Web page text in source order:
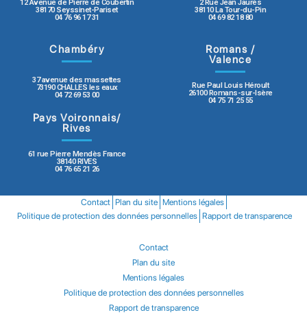
12 Avenue de Pierre de Coubertin
38170 Seyssinet-Pariset
04 76 96 17 31
2 Rue Jean Jaurès
38110 La Tour-du-Pin
04 69 82 18 80
Chambéry
37 avenue des massettes
73190 CHALLES les eaux
04 72 69 53 00
Romans /
Valence
Rue Paul Louis Héroult
26100 Romans-sur-Isère
04 75 71 25 55
Pays Voironnais/
Rives
61 rue Pierre Mendès France
38140 RIVES
04 76 65 21 26
Contact Plan du site Mentions légales
Politique de protection des données personnelles Rapport de transparence
Contact
Plan du site
Mentions légales
Politique de protection des données personnelles
Rapport de transparence